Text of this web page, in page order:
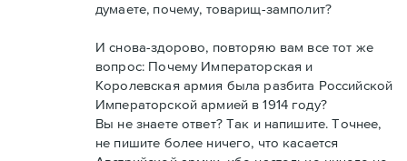
думаете, почему, товарищ-замполит?
И снова-здорово, повторяю вам все тот же
вопрос: Почему Императорская и
Королевская армия была разбита Российской
Императорской армией в 1914 году?
Вы не знаете ответ? Так и напишите. Точнее,
не пишите более ничего, что касается